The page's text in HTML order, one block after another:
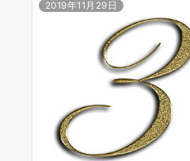
2019年11月29日